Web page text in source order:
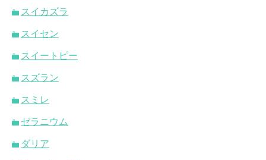
スイカズラ
スイセン
スイートピー
スズラン
スミレ
ゼラニウム
ダリア